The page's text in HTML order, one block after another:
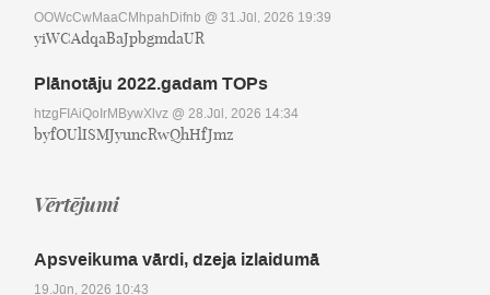
OOWcCwMaaCMhpahDifnb @ 31.Jūl, 2026 19:39
yiWCAdqaBaJpbgmdaUR
Plānotāju 2022.gadam TOPs
htzgFIAiQoIrMBywXlvz @ 28.Jūl, 2026 14:34
byfOUlISMJyuncRwQhHfJmz
Vērtējumi
Apsveikuma vārdi, dzeja izlaidumā
19.Jūn, 2026 10:43